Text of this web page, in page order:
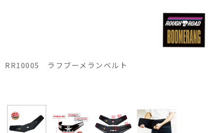
RR10005 ラフブーメランベルト